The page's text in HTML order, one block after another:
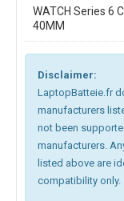
WATCH Series 6
40MM
Disclaimer:
LaptopBatteie.fr
manufacturers
not been
manufacturers.
listed above are
compatibility only.